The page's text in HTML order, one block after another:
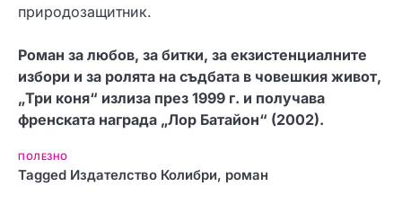
природозащитник.
Роман за любов, за битки, за екзистенциалните
избори и за ролята на съдбата в човешкия живот,
„Три коня“ излиза през 1999 г. и получава
френската награда „Лор Батайон“ (2002).
ПОЛЕЗНО
Tagged Издателство Колибри, роман